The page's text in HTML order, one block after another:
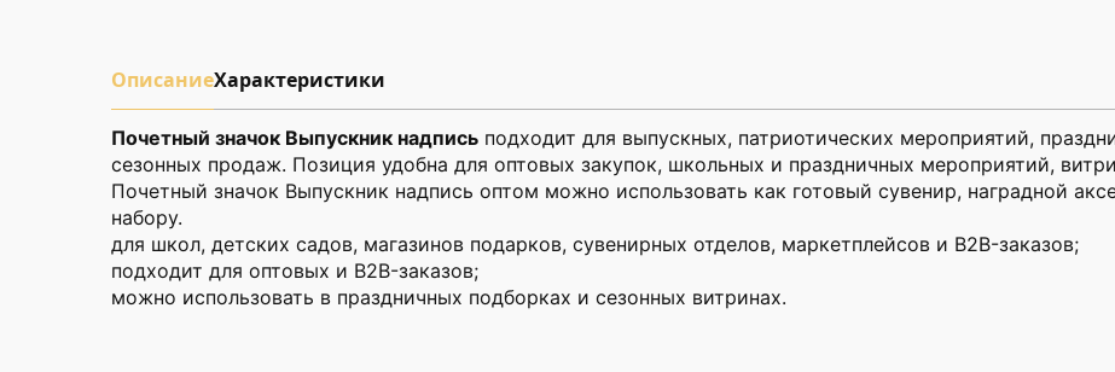
ОписаниеХарактеристики
Почетный значок Выпускник надпись подходит для выпускных, патриотических мероприятий,
сезонных продаж. Позиция удобна для оптовых закупок, школьных и праздничных мероприятий,
Почетный значок Выпускник надпись оптом можно использовать как готовый сувенир, наградной
набору.
для школ, детских садов, магазинов подарков, сувенирных отделов, маркетплейсов и B2B-заказов;
подходит для оптовых и B2B-заказов;
можно использовать в праздничных подборках и сезонных витринах.